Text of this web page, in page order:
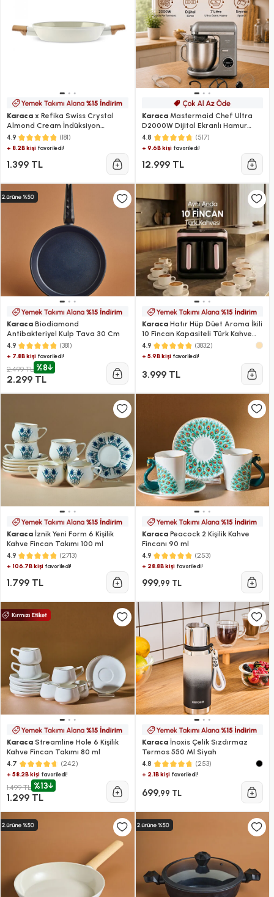
Karaca x Refika Swiss Crystal
Almond Cream İndüksiyon
Tabanlı 20 cm Sahan
4.9 (181)
+ 8.2B kişi favoriledi!
1.399 TL
KaracaMastermaid Chef Ultra
D2000W Dijital Ekranlı Hamur
Yoğurma Makinesi Galaxy Grey
7L
4.8 (517)
+ 9.6B kişifavoriledi!
12.999 TL
Karaca Biodiamond
Antibakteriyel Kulp Tava 30 Cm
4.9 (381)
+ 7.8B kişi favoriledi!
2.499 TL %8
2.299 TL
KaracaHatır Hüp Düet Aroma İkili
10 Fincan Kapasiteli Türk Kahve
Makinesi Rosegold
4.9 (3832)
+ 5.9B kişifavoriledi!
3.999 TL
Karaca İznik Yeni Form 6 Kişilik
Kahve Fincan Takımı 100 ml
4.9 (2713)
+ 106.7B kişi favoriledi!
1.799 TL
KaracaPeacock 2 Kişilik Kahve
Fincanı 90 ml
4.9 (253)
+ 28.8B kişifavoriledi!
999,99 TL
Karaca Streamline Hole 6 Kişilik
Kahve Fincan Takımı 80 ml
4.7 (242)
+ 58.2B kişi favoriledi!
1.499 TL %13
1.299 TL
Karacaİnoxis Çelik Sızdırmaz
Termos 550 Ml Siyah
4.8 (253)
+ 2.1B kişifavoriledi!
699,99 TL